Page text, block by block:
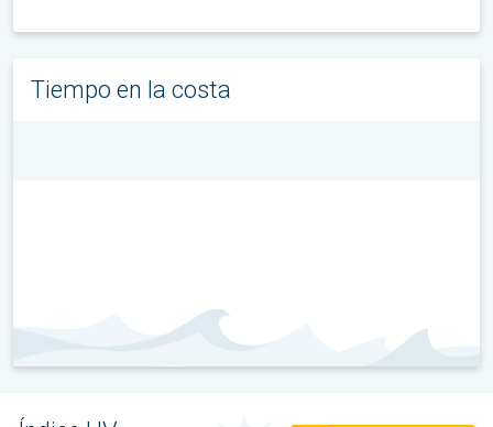
Tiempo en la costa